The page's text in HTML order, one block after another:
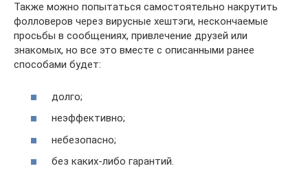
Также можно попытаться самостоятельно накрутить
фолловеров через вирусные хештэги, нескончаемые
просьбы в сообщениях, привлечение друзей или
знакомых, но все это вместе с описанными ранее
способами будет:
долго;
неэффективно;
небезопасно;
без каких-либо гарантий.